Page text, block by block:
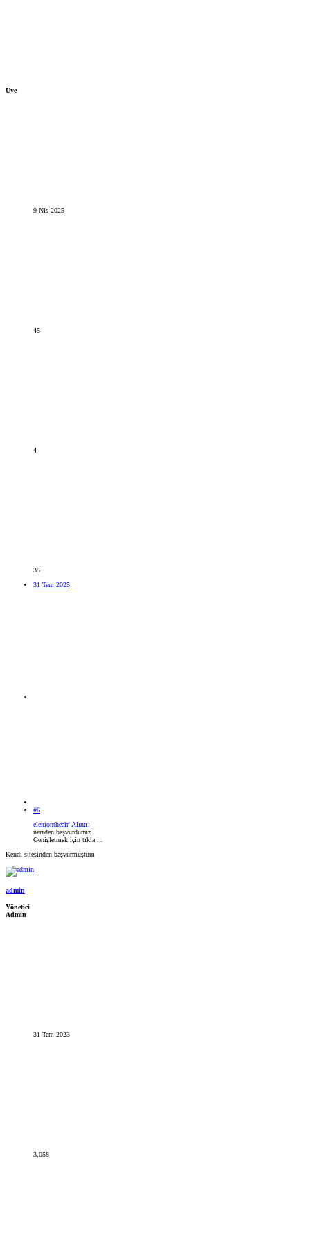
Üye
9 Nis 2025
45
4
35
31 Tem 2025
#6
eleniontheair' Alıntı:
nereden başvurdunuz
Genişletmek için tıkla ...
Kendi sitesinden başvurmuştum
admin
Yönetici
Admin
31 Tem 2023
3,058